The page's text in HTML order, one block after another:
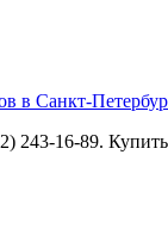
в Санкт-
243-16-89.